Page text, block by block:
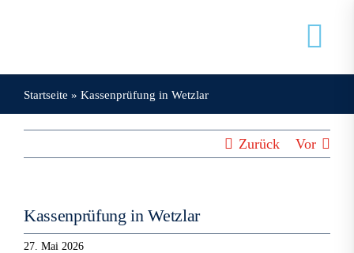
Mein Doxnet
Startseite » Kassenprüfung in Wetzlar
Zurück Vor
Kassenprüfung in Wetzlar
27. Mai 2026